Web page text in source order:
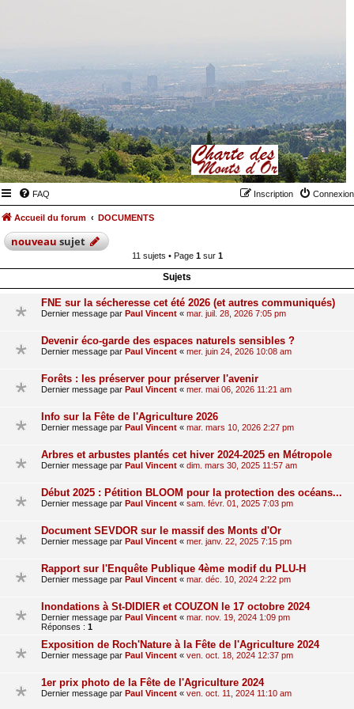
FAQ Connexion
Inscription
Accueil du forum DOCUMENTS
nouveausujet
11 sujets • Page 1sur 1
Sujets
FNE sur la sécheresse cet été 2026 (et autres communiqués)
Dernier message par Paul Vincent « mar. juil. 28, 2026 7:05 pm
Devenir éco-garde des espaces naturels sensibles ?
Dernier message par Paul Vincent « mer. juin 24, 2026 10:08 am
Forêts : les préserver pour préserver l'avenir
Dernier message par Paul Vincent « mer. mai 06, 2026 11:21 am
Info sur la Fête de l'Agriculture 2026
Dernier message par Paul Vincent « mar. mars 10, 2026 2:27 pm
Arbres et arbustes plantés cet hiver 2024-2025 en Métropole
Dernier message par Paul Vincent « dim. mars 30, 2025 11:57 am
Début 2025 : Pétition BLOOM pour la protection des océans...
Dernier message par Paul Vincent « sam. févr. 01, 2025 7:03 pm
Document SEVDOR sur le massif des Monts d'Or
Dernier message par Paul Vincent « mer. janv. 22, 2025 7:15 pm
Rapport sur l'Enquête Publique 4ème modif du PLU-H
Dernier message par Paul Vincent « mar. déc. 10, 2024 2:22 pm
Inondations à St-DIDIER et COUZON le 17 octobre 2024
Dernier message par Paul Vincent « mar. nov. 19, 2024 1:09 pm
Réponses : 1
Exposition de Roch'Nature à la Fête de l'Agriculture 2024
Dernier message par Paul Vincent « ven. oct. 18, 2024 12:37 pm
1er prix photo de la Fête de l'Agriculture 2024
Dernier message par Paul Vincent « ven. oct. 11, 2024 11:10 am